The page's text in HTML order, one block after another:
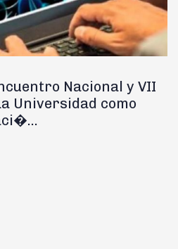
Nacional y VII
Universidad como